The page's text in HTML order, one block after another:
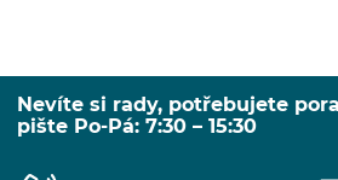
Nevíte si rady, potřebujete
pište Po-Pá: 7:30 – 15:30